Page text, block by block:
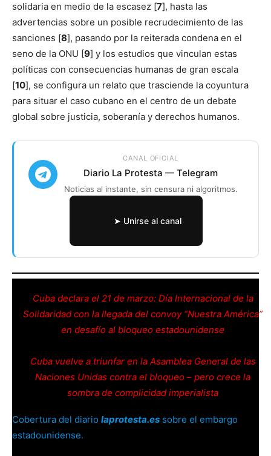
solidaria en medio de la escasez [7], hasta las
advertencias sobre un posible recrudecimiento de las
sanciones [8], pasando por la reiterada condena en el
seno de la ONU [9] y los estudios que vinculan estas
políticas con consecuencias humanas de gran escala
[10], se configura un relato que trasciende la coyuntura
para situar el caso cubano en el centro de un debate
global sobre justicia, soberanía y derechos humanos.
CANAL OFICIAL
Diario La Protesta — Telegram
Noticias al instante, sin censura ni algoritmos.
➤ Unirse al canal
Cuba declara el 21 de marzo: Día Internacional de la
Solidaridad con la llegada del convoy “Nuestra América”
en desafío al bloqueo estadounidense
Cuba vuelve a triunfar en la Asamblea General de las
Naciones Unidas contra el bloqueo – pero crece la
sombra de complicidad imperialista
Cobertura del diario laprotesta.es sobre el embargo
estadounidense.